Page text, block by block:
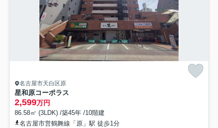
名古屋市天白区原
星和原コーポラス
2,599万円
86.58㎡ (3LDK) /築45年 /10階建
名古屋市営鶴舞線「原」駅 徒歩1分